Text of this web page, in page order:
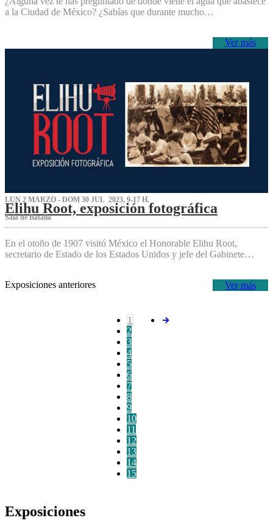
a la Ciudad de México? ¿Sabías que durante mucho…
Ver más
LUN 2 MARZO - DOM 30 JUL 2023, 9-17 H.
Elihu Root, exposición fotográfica
Sala de Batalla
En el otoño de 1907 visitó México el Honorable Elihu Root,
secretario de Estado de los Estados Unidos y jefe del Gabinete…
Ver más
Exposiciones anteriores
1
2
3
4
5
6
7
8
9
10
11
12
13
14
15
Exposiciones